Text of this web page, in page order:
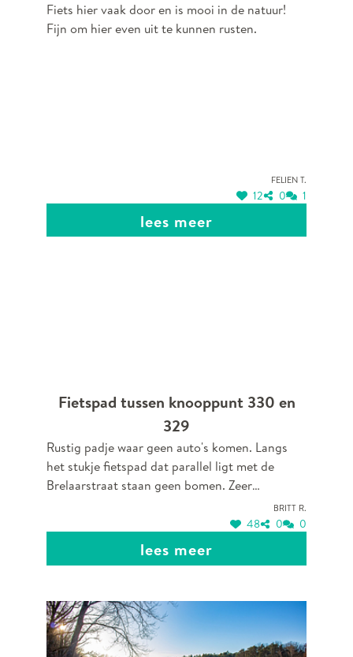
Fiets hier vaak door en is mooi in de natuur!
Fijn om hier even uit te kunnen rusten.
Felien T.
12 0 1
lees meer
Fietspad tussen knooppunt 330 en
329
Rustig padje waar geen auto's komen. Langs
het stukje fietspad dat parallel ligt met de
Brelaarstraat staan geen bomen. Zeer
aangenaam om van het zonnetje te genieten in
de lente/zomer tijdens het wandelen.
Britt R.
48 0 0
lees meer